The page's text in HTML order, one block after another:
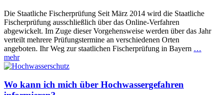
Die Staatliche Fischerprüfung Seit März 2014 wird die Staatliche
Fischerprüfung ausschließlich über das Online-Verfahren
abgewickelt. Im Zuge dieser Vorgehensweise werden über das Jahr
verteilt mehrere Prüfungstermine an verschiedenen Orten
angeboten. Ihr Weg zur staatlichen Fischerprüfung in Bayern …
mehr
Wo kann ich mich über Hochwassergefahren